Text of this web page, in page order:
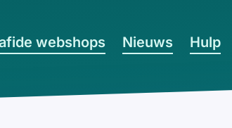
webshops Nieuws Hulp